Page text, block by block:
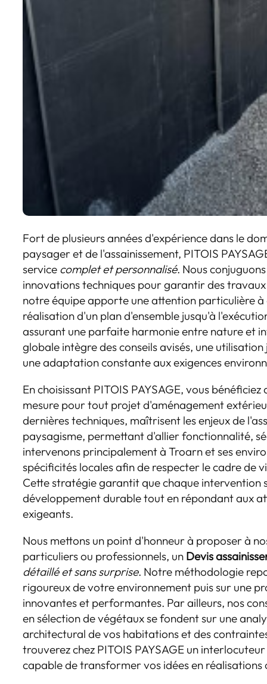
Fort de plusieurs années d'expérience dans le
paysager et de l'assainissement, PITOIS
service complet et personnalisé. Nous
innovations techniques pour garantir des
notre équipe apporte une attention particulière à
réalisation d'un plan d'ensemble jusqu'à
assurant une parfaite harmonie entre nature et
globale intègre des conseils avisés, une
une adaptation constante aux exigences
En choisissant PITOIS PAYSAGE, vous
mesure pour tout projet d'aménagement
dernières techniques, maîtrisent les enjeux de
paysagisme, permettant d'allier fonctionnalité,
intervenons principalement à Troarn et ses
spécificités locales afin de respecter le cadre de
Cette stratégie garantit que chaque intervention
développement durable tout en répondant aux
exigeants.
Nous mettons un point d'honneur à proposer à
particuliers ou professionnels, un Devis
détaillé et sans surprise. Notre méthodologie
rigoureux de votre environnement puis sur une
innovantes et performantes. Par ailleurs, nos
en sélection de végétaux se fondent sur une
architectural de vos habitations et des
trouverez chez PITOIS PAYSAGE un
capable de transformer vos idées en réalisations